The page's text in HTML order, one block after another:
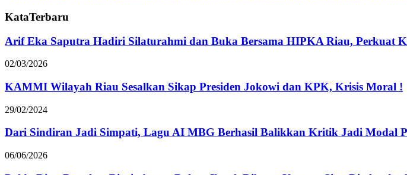
KataTerbaru
Arif Eka Saputra Hadiri Silaturahmi dan Buka Bersama HIPKA Riau, Perkuat
02/03/2026
KAMMI Wilayah Riau Sesalkan Sikap Presiden Jokowi dan KPK, Krisis Moral !
29/02/2024
Dari Sindiran Jadi Simpati, Lagu AI MBG Berhasil Balikkan Kritik Jadi Modal
06/06/2026